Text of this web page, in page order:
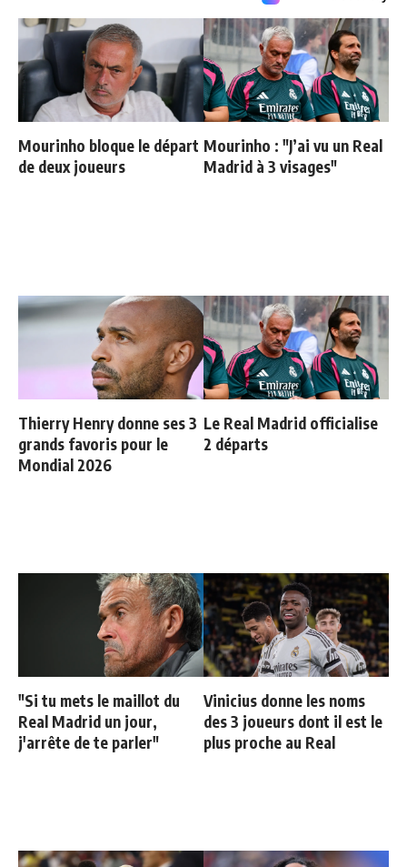
Mourinho bloque le départ
de deux joueurs
Mourinho : "J’ai vu un Real
Madrid à 3 visages"
Thierry Henry donne ses 3
grands favoris pour le
Mondial 2026
Le Real Madrid officialise
2 départs
"Si tu mets le maillot du
Real Madrid un jour,
j'arrête de te parler"
Vinicius donne les noms
des 3 joueurs dont il est le
plus proche au Real